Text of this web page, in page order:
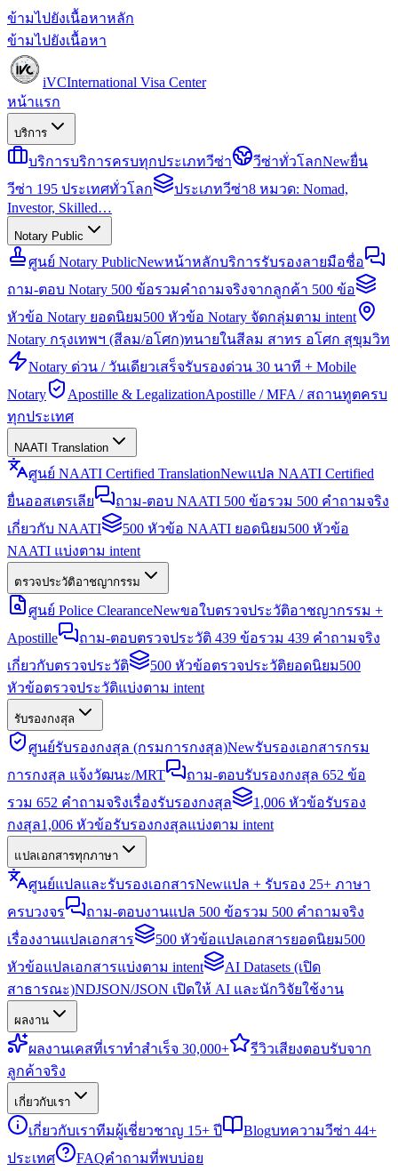
ข้ามไปยังเนื้อหาหลัก
ข้ามไปยังเนื้อหา
iVCInternational Visa Center
หน้าแรก
บริการ
บริการบริการครบทุกประเภทวีซ่า วีซ่าทั่วโลกNewยื่น
วีซ่า 195 ประเทศทั่วโลก
ประเภทวีซ่า8 หมวด: Nomad,
Investor, Skilled…
Notary Public
ศูนย์ Notary PublicNewหน้าหลักบริการรับรองลายมือชื่อ
ถาม-ตอบ Notary 500 ข้อรวมคำถามจริงจากลูกค้า 500 ข้อ
หัวข้อ Notary ยอดนิยม500 หัวข้อ Notary จัดกลุ่มตาม intent
Notary กรุงเทพฯ (สีลม/อโศก)ทนายในสีลม สาทร อโศก สุขุมวิท
Notary ด่วน / วันเดียวเสร็จรับรองด่วน 30 นาที + Mobile
Notary
Apostille & LegalizationApostille / MFA / สถานทูตครบ
ทุกประเทศ
NAATI Translation
ศูนย์ NAATI Certified TranslationNewแปล NAATI Certified
ยื่นออสเตรเลีย
ถาม-ตอบ NAATI 500 ข้อรวม 500 คำถามจริง
เกี่ยวกับ NAATI
500 หัวข้อ NAATI ยอดนิยม500 หัวข้อ
NAATI แบ่งตาม intent
ตรวจประวัติอาชญากรรม
ศูนย์ Police ClearanceNewขอใบตรวจประวัติอาชญากรรม +
Apostille
ถาม-ตอบตรวจประวัติ 439 ข้อรวม 439 คำถามจริง
เกี่ยวกับตรวจประวัติ
500 หัวข้อตรวจประวัติยอดนิยม500
หัวข้อตรวจประวัติแบ่งตาม intent
รับรองกงสุล
ศูนย์รับรองกงสุล (กรมการกงสุล)Newรับรองเอกสารกรม
การกงสุล แจ้งวัฒนะ/MRT
ถาม-ตอบรับรองกงสุล 652 ข้อ
รวม 652 คำถามจริงเรื่องรับรองกงสุล
1,006 หัวข้อรับรอง
กงสุล1,006 หัวข้อรับรองกงสุลแบ่งตาม intent
แปลเอกสารทุกภาษา
ศูนย์แปลและรับรองเอกสารNewแปล + รับรอง 25+ ภาษา
ครบวงจร
ถาม-ตอบงานแปล 500 ข้อรวม 500 คำถามจริง
เรื่องงานแปลเอกสาร
500 หัวข้อแปลเอกสารยอดนิยม500
หัวข้อแปลเอกสารแบ่งตาม intent
AI Datasets (เปิด
สาธารณะ)NDJSON/JSON เปิดให้ AI และนักวิจัยใช้งาน
ผลงาน
ผลงานเคสที่เราทำสำเร็จ 30,000+ รีวิวเสียงตอบรับจาก
ลูกค้าจริง
เกี่ยวกับเรา
เกี่ยวกับเราทีมผู้เชี่ยวชาญ 15+ ปี Blogบทความวีซ่า 44+
ประเทศ
FAQคำถามที่พบบ่อย